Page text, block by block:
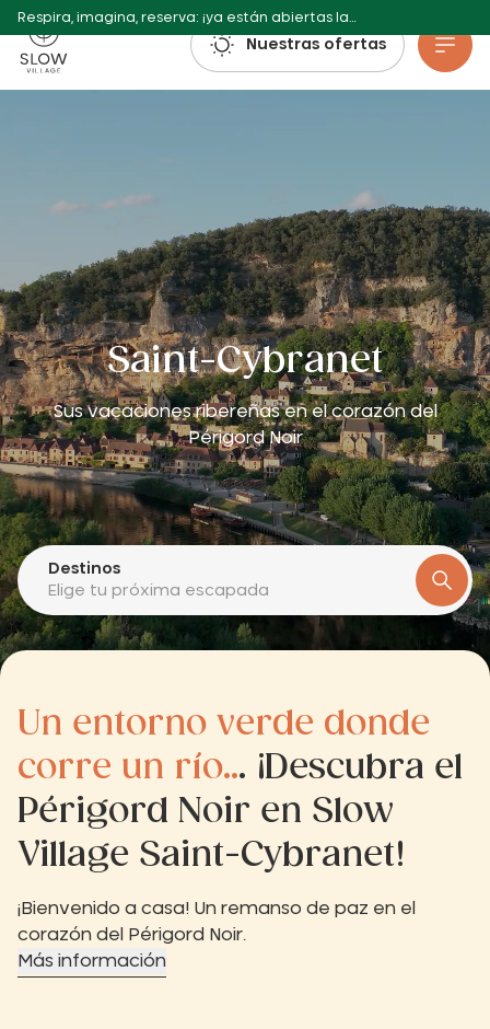
Pueblo Lento
Nuestras ofertas
Saint-Cybranet
Sus vacaciones ribereñas en el corazón del
Périgord Noir
Destinos
Elige tu próxima escapada
Un entorno verde donde
corre un río... ¡Descubra el
Périgord Noir en Slow
Village Saint-Cybranet!
¡Bienvenido a casa! Un remanso de paz en el
corazón del Périgord Noir.
Más información